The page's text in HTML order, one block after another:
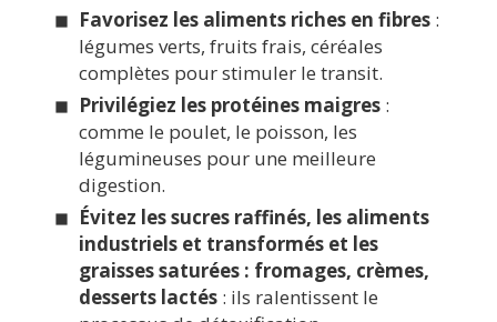
Favorisez les aliments riches en fibres:
légumes verts, fruits frais, céréales
complètes pour stimuler le transit.
Privilégiez les protéines maigres:
comme le poulet, le poisson, les
légumineuses pour une meilleure
digestion.
Évitez les sucres raffinés, les aliments
industriels et transformés et les
graisses saturées : fromages, crèmes,
desserts lactés: ils ralentissent le